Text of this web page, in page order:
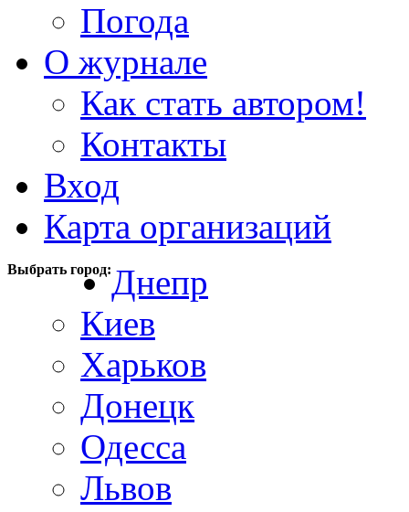
Погода
О журнале
Как стать автором!
Контакты
Вход
Карта организаций
Выбрать город:Днепр
Киев
Харьков
Донецк
Одесса
Львов